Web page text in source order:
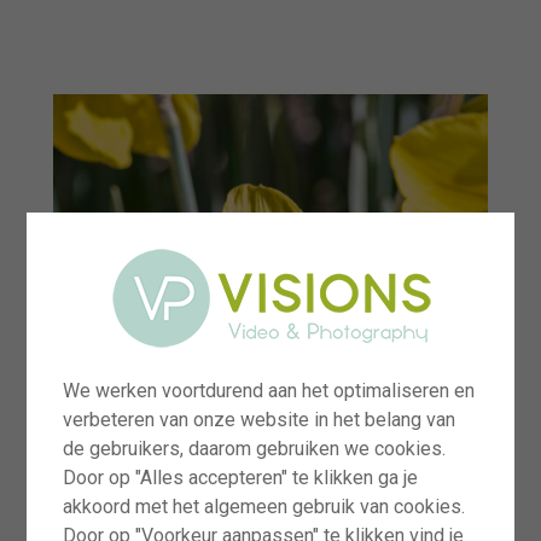
We werken voortdurend aan het optimaliseren en
verbeteren van onze website in het belang van
de gebruikers, daarom gebruiken we cookies.
Door op "Alles accepteren" te klikken ga je
akkoord met het algemeen gebruik van cookies.
Door op "Voorkeur aanpassen" te klikken vind je